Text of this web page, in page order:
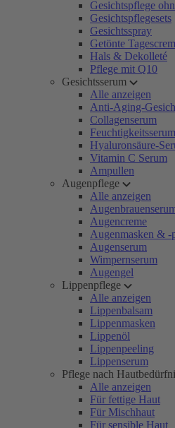
Gesichtspflege
Gesichtspflegesets
Gesichtsspray
Getönte
Hals & Dekolleté
Pflege mit Q10
Gesichtsserum
Alle anzeigen
Anti-Aging-
Collagenserum
Feuchtigkeitsserum
Hyaluronsäure-
Vitamin C Serum
Ampullen
Augenpflege
Alle anzeigen
Augencreme
Augenmasken & -
Augenserum
Wimpernserum
Augengel
Lippenpflege
Alle anzeigen
Lippenbalsam
Lippenmasken
Lippenöl
Lippenpeeling
Lippenserum
Pflege nach
Alle anzeigen
Für fettige Haut
Für Mischhaut
Für sensible Haut